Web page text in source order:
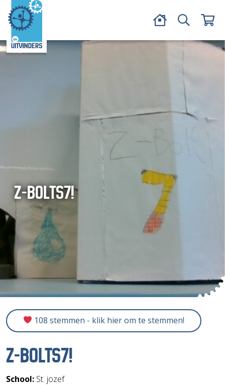
Z-BOLTS7!
108 stemmen - klik hier om te stemmen!
Z-BOLTS7!
School: St. jozef